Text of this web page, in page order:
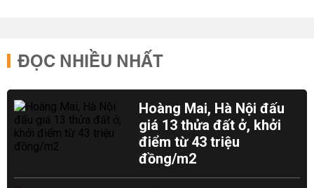
ĐỌC NHIỀU NHẤT
Hoàng Mai, Hà Nội đấu
giá 13 thửa đất ở, khởi
điểm từ 43 triệu
đồng/m2